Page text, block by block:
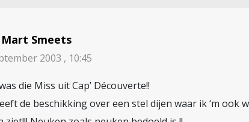
Mart Smeets
2003 , 10:45
die Miss uit Cap’ Découverte!!
de beschikking over een stel dijen waar ik ‘m ook